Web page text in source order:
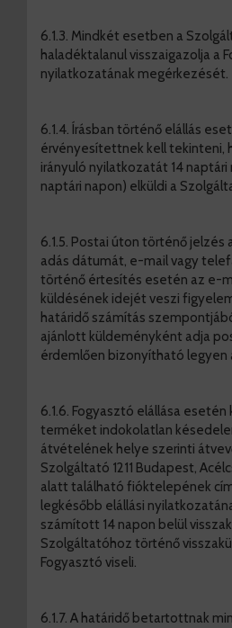
6.1.3. Mindkét esetben a
haladéktalanul visszaigazolja a
nyilatkozatának megérkezését.
6.1.4. Írásban történő elállás
érvényesítettnek kell tekinteni,
irányuló nyilatkozatát 14 naptári
naptári napon) elküldi a
6.1.5. Postai úton történő jelzés
adás dátumát, e-mail vagy
történő értesítés esetén az e-
küldésének idejét veszi
határidő számítás
ajánlott küldeményként adja
érdemlően bizonyítható legyen
6.1.6. Fogyasztó elállása
terméket indokolatlan
átvételének helye szerinti
Szolgáltató 1211 Budapest,
alatt található fióktelepének
legkésőbb elállási
számított 14 napon belül
Szolgáltatóhoz történő
Fogyasztó viseli.
6.1.7. A határidő betartottnak